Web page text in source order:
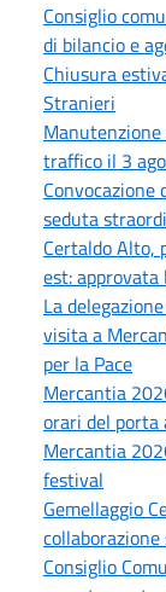
Consiglio
di bilancio e
Chiusura
Stranieri
traffico il 3
Convocazione
seduta
Certaldo Alto,
est:
La
visita a
per la Pace
Mercantia
orari del porta
Mercantia
festival
Gemellaggio
Consiglio